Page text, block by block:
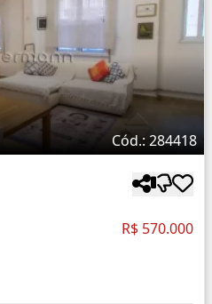
Cód.: 284418
R$ 570.000